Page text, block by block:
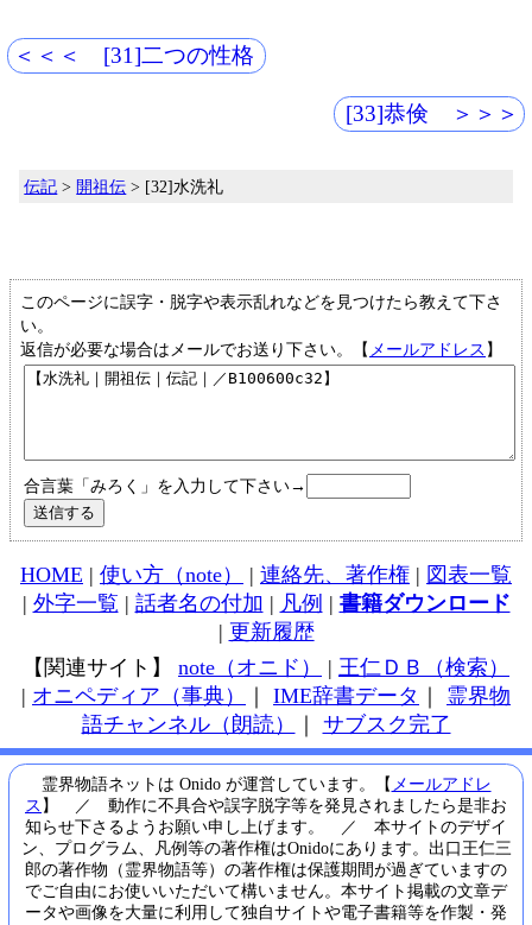
＜＜＜ [31]二つの性格
[33]恭倹 ＞＞＞
伝記 > 開祖伝 > [32]水洗礼
このページに誤字・脱字や表示乱れなどを見つけたら教えて下さ
い。
返信が必要な場合はメールでお送り下さい。【 メールアドレス 】
合言葉「みろく」を入力して下さい→
HOME | 使い方（note） | 連絡先、著作権 | 図表一覧
| 外字一覧 | 話者名の付加 | 凡例 | 書籍ダウンロード
| 更新履歴
【関連サイト】 note（オニド） | 王仁ＤＢ（検索）
| オニペディア（事典） ｜ IME辞書データ ｜ 霊界物
語チャンネル（朗読）
｜ サブスク完了
霊界物語ネットは Onido が運営しています。【 メールアドレ
ス 】 ／ 動作に不具合や誤字脱字等を発見されましたら是非お
知らせ下さるようお願い申し上げます。 ／ 本サイトのデザイ
ン、プログラム、凡例等の著作権はOnidoにあります。出口王仁三
郎の著作物（霊界物語等）の著作権は保護期間が過ぎていますの
でご自由にお使いいただいて構いません。本サイト掲載の文章デ
ータや画像を大量に利用して独自サイトや電子書籍等を作製・発